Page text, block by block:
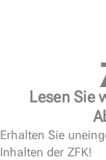
Lesen Sie
Erhalten Sie
Inhalten der ZFK!